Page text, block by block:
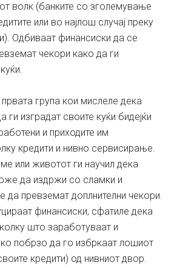
волк (банките со зголемување
или во најлош случај преку
Одбиваат финансиски да се
чекори како да ги
група кои мислеле дека
изградат своите куќи бидејќи
и приходите им
кредити и нивно сервисирање.
или животот ги научил дека
да издржи со сламки и
да превземат доплнителни чекори.
финансиски, сфатиле дека
што заработуваат и
побрзо да го избркаат лошиот
кредити) од нивниот двор.